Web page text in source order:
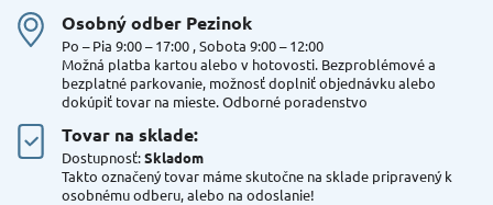
Osobný odber Pezinok
Po – Pia 9:00 – 17:00 , Sobota 9:00 – 12:00
Možná platba kartou alebo v hotovosti. Bezproblémové a
bezplatné parkovanie, možnosť doplniť objednávku alebo
dokúpiť tovar na mieste. Odborné poradenstvo
Tovar na sklade:
Dostupnosť:Skladom
Takto označený tovar máme skutočne na sklade pripravený k
osobnému odberu, alebo na odoslanie!